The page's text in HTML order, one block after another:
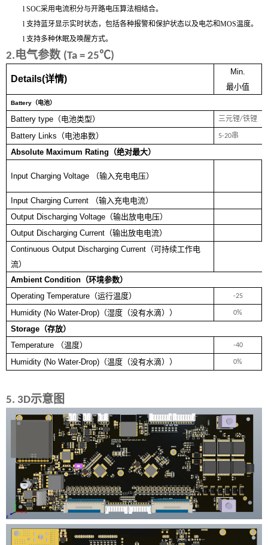
l SOC采用电流积分与开路电压算法相结合。
l 支持蓝牙显示实时状态，包括各种报警和保护状态以及电芯和MOS温度。
l 支持多种休眠及唤醒方式。
2.电气参数 (Ta = 25℃)
Details(详情)
Min.
最小值
Battery （电池）
Battery type （电池类型） 三元锂/铁锂
Battery Links （电池串数） 5-20串
Absolute Maximum Rating （绝对最大）
Input Charging Voltage （输入充电电压）
Input Charging Current
（输入充电电流）
Output Discharging Voltage （输出放电电压）
Output Discharging Current （输出放电电流）
Continuous Output Discharging Current （可持续工作电
流）
Ambient Condition （环境参数）
Operating Temperature （运行温度） -25
Humidity (No Water-Drop) （湿度（没有水滴）） 0%
Storage （存放）
Temperature
（温度） -40
Humidity (No Water-Drop) （温度（没有水滴）） 0%
5. 3D示意图